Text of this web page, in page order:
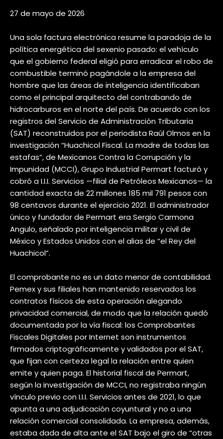
27 de mayo de 2026
Una sola factura electrónica resume la paradoja de la
política energética del sexenio pasado: el vehículo
que el gobierno federal eligió para erradicar el robo de
combustible terminó pagándole a la empresa del
hombre que las áreas de inteligencia identificaban
como el principal arquitecto del contrabando de
hidrocarburos en el norte del país. De acuerdo con los
registros del Servicio de Administración Tributaria
(SAT) reconstruidos por el periodista Raúl Olmos en la
investigación “Huachicol Fiscal. La madre de todas las
estafas”, de Mexicanos Contra la Corrupción y la
Impunidad (MCCI), Grupo Industrial Permart facturó y
cobró a I.I.I. Servicios —filial de Petróleos Mexicanos— la
cantidad exacta de 22 millones 185 mil 791 pesos con
98 centavos durante el ejercicio 2021. El administrador
único y fundador de Permart era Sergio Carmona
Angulo, señalado por inteligencia militar y civil de
México y Estados Unidos con el alias de “el Rey del
Huachicol”.
El comprobante no es un dato menor de contabilidad.
Pemex y sus filiales han mantenido reservados los
contratos físicos de esta operación alegando
privacidad comercial, de modo que la relación quedó
documentada por la vía fiscal: los Comprobantes
Fiscales Digitales por Internet son instrumentos
firmados criptográficamente y validados por el SAT,
que fijan con certeza legal la relación entre quien
emite y quien paga. El historial fiscal de Permart,
según la investigación de MCCI, no registraba ningún
vínculo previo con I.I.I. Servicios antes de 2021, lo que
apunta a una adjudicación coyuntural y no a una
relación comercial consolidada. La empresa, además,
estaba dada de alta ante el SAT bajo el giro de “otras